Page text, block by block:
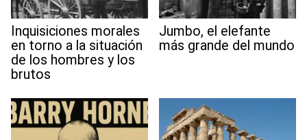
Inquisiciones morales
en torno a la situación
de los hombres y los
brutos
Jumbo, el elefante
más grande del mundo